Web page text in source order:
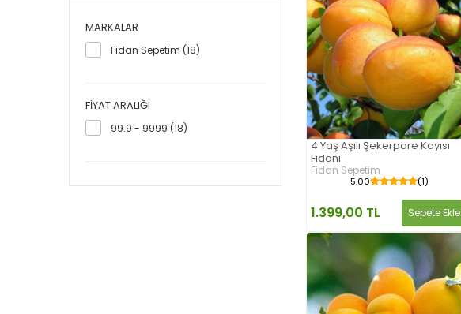
MARKALAR
Fidan Sepetim (18)
FIYAT ARALIĞI
99.9 - 9999 (18)
4 Yaş Aşılı Şekerpare Kayısı
Fidanı
Fidan Sepetim
5.00 (1)
1.399,00 TL Sepete Ekle